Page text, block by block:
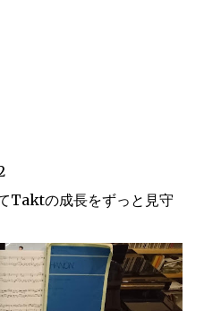
Taktの成長をずっと見守